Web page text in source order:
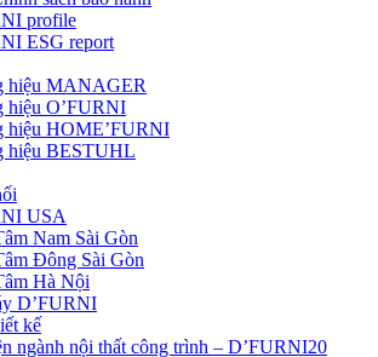
profile
ESG report
hiệu MANAGER
hiệu O’FURNI
hiệu HOME’FURNI
hiệu BESTUHL
USA
Nam Sài Gòn
Đông Sài Gòn
Hà Nội
D’FURNI
kế
ngành nội thất công trình – D’FURNI20